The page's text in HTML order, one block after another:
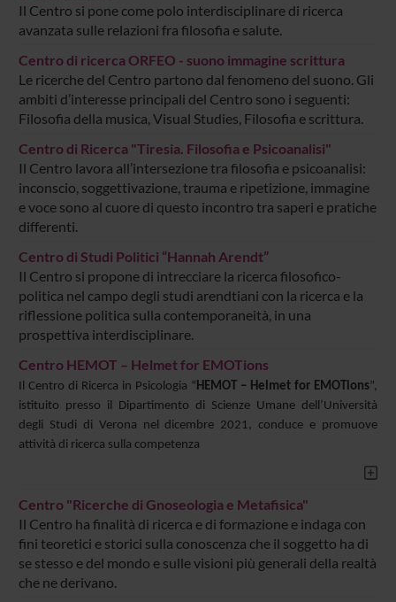
Il Centro si pone come polo interdisciplinare di ricerca
avanzata sulle relazioni fra filosofia e salute.
Centro di ricerca ORFEO - suono immagine scrittura
Le ricerche del Centro partono dal fenomeno del suono. Gli
ambiti d’interesse principali del Centro sono i seguenti:
Filosofia della musica, Visual Studies, Filosofia e scrittura.
Centro di Ricerca "Tiresia. Filosofia e Psicoanalisi"
Il Centro lavora all’intersezione tra filosofia e psicoanalisi:
inconscio, soggettivazione, trauma e ripetizione, immagine
e voce sono al cuore di questo incontro tra saperi e pratiche
differenti.
Centro di Studi Politici “Hannah Arendt”
Il Centro si propone di intrecciare la ricerca filosofico-
politica nel campo degli studi arendtiani con la ricerca e la
riflessione politica sulla contemporaneità, in una
prospettiva interdisciplinare.
Centro HEMOT – Helmet for EMOTions
Il Centro di Ricerca in Psicologia “ HEMOT – Helmet for EMOTions”,
istituito presso il Dipartimento di Scienze Umane dell’Università
degli Studi di Verona nel dicembre 2021, conduce e promuove
attività di ricerca sulla competenza
Centro "Ricerche di Gnoseologia e Metafisica"
Il Centro ha finalità di ricerca e di formazione e indaga con
fini teoretici e storici sulla conoscenza che il soggetto ha di
se stesso e del mondo e sulle visioni più generali della realtà
che ne derivano.